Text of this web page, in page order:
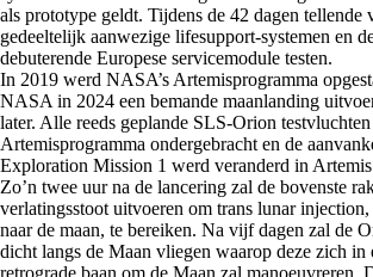
als prototype geldt. Tijdens de 42 dagen tellende
gedeeltelijk aanwezige lifesupport-systemen en
debuterende Europese servicemodule testen.
In 2019 werd NASA’s Artemisprogramma
NASA in 2024 een bemande maanlanding
later. Alle reeds geplande SLS-Orion
Artemisprogramma ondergebracht en de
Exploration Mission 1 werd veranderd in Artemis
Zo’n twee uur na de lancering zal de bovenste
verlatingsstoot uitvoeren om trans lunar injection,
naar de maan, te bereiken. Na vijf dagen zal de
dicht langs de Maan vliegen waarop deze zich in
retrograde baan om de Maan zal manoeuvreren.